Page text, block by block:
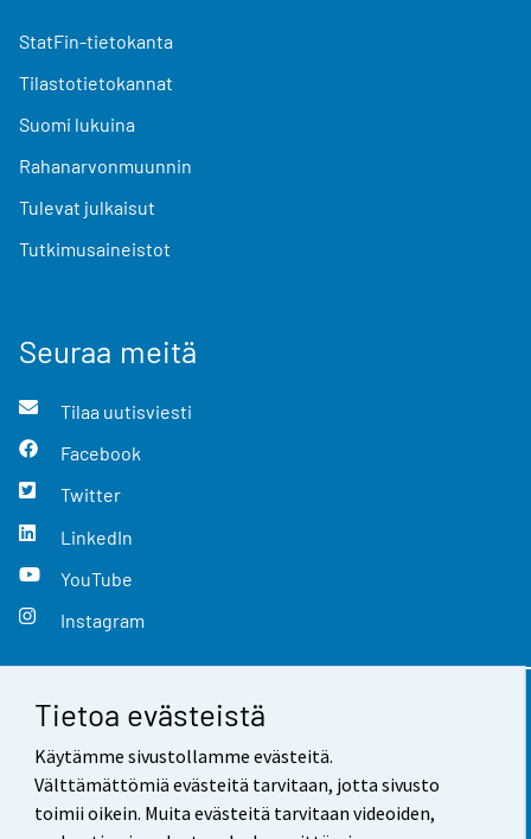
Tietoa evästeistä
Käytämme sivustollamme evästeitä.
Välttämättömiä evästeitä tarvitaan, jotta sivusto
toimii oikein. Muita evästeitä tarvitaan videoiden,
StatFin-tietokanta
Tilastotietokannat
Suomi lukuina
Rahanarvonmuunnin
Tulevat julkaisut
Tutkimusaineistot
Seuraa meitä
Tilaa uutisviesti
Facebook
Twitter
LinkedIn
YouTube
Instagram
Yhteystiedot
Palaute
Käyttöehdot